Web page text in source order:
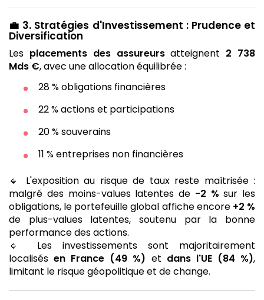
💼 3. Stratégies d'Investissement : Prudence et
Diversification
Les placements des assureursatteignent 2 738
Mds €, avec une allocation équilibrée :
28 % obligations financières
22 % actions et participations
20 % souverains
11 % entreprises non financières
🔹 L'exposition au risque de taux reste maîtrisée :
malgré des moins-values latentes de -2 % sur les
obligations, le portefeuille global affiche encore +2 %
de plus-values latentes, soutenu par la bonne
performance des actions.
🔹 Les investissements sont majoritairement
localisésen France (49 %) et dans l'UE (84 %),
limitant le risque géopolitique et de change.